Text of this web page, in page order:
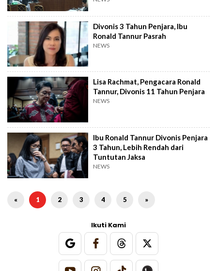
Divonis 3 Tahun Penjara, Ibu
Ronald Tannur Pasrah
NEWS
Lisa Rachmat, Pengacara Ronald
Tannur, Divonis 11 Tahun Penjara
NEWS
Ibu Ronald Tannur Divonis Penjara
3 Tahun, Lebih Rendah dari
Tuntutan Jaksa
NEWS
« 1 2 3 4 5 »
Ikuti Kami